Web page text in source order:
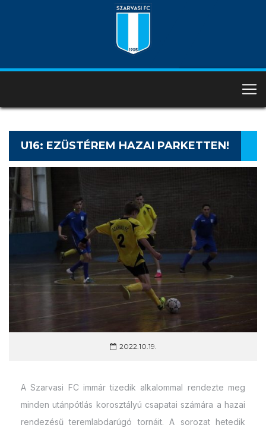
U16: EZÜSTÉREM HAZAI PARKETTEN!
2022.10.19.
A Szarvasi FC immár tizedik alkalommal rendezte meg
minden utánpótlás korosztályú csapatai számára a hazai
rendezésű teremlabdarúgó tornáit. A sorozat hetedik